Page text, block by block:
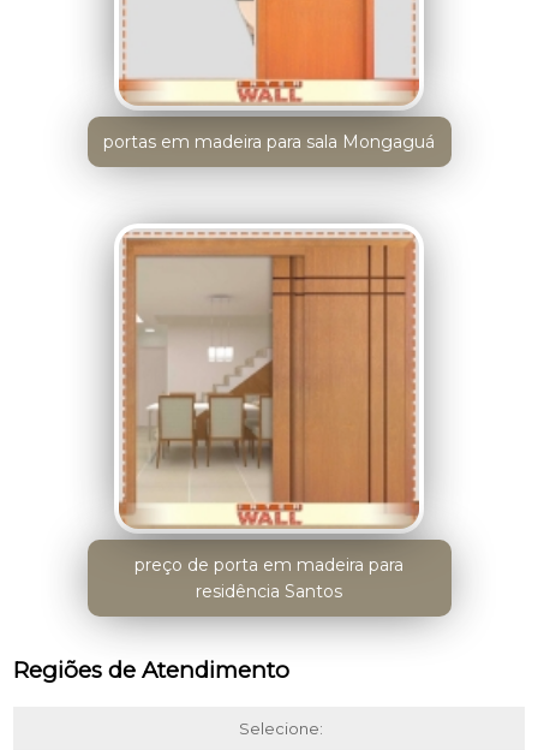
portas em madeira para sala Mongaguá
preço de porta em madeira para
residência Santos
Regiões de Atendimento
Selecione: